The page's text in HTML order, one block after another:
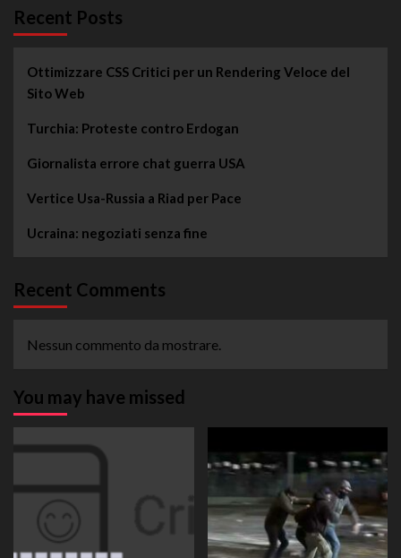
Recent Posts
Ottimizzare CSS Critici per un Rendering Veloce del
Sito Web
Turchia: Proteste contro Erdogan
Giornalista errore chat guerra USA
Vertice Usa-Russia a Riad per Pace
Ucraina: negoziati senza fine
Recent Comments
Nessun commento da mostrare.
You may have missed